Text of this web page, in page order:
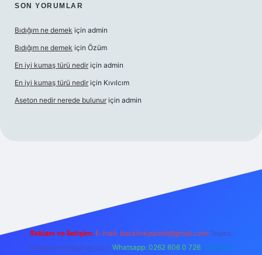
SON YORUMLAR
Bıdığım ne demek için admin
Bıdığım ne demek için Özüm
En iyi kumaş türü nedir için admin
En iyi kumaş türü nedir için Kıvılcım
Aseton nedir nerede bulunur için admin
betexper giriş
Reklam ve İletişim: E-mail: backlinkpaneli@gmail.com Teams:
forumhizmeti@gmail.com Whatsapp: 0262 606 0 726 Telegram: